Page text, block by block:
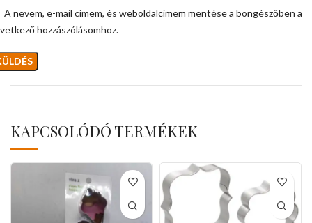
A nevem, e-mail címem, és weboldalcímem mentése a böngészőben a
hozzászólásomhoz.
KAPCSOLÓDÓ TERMÉKEK